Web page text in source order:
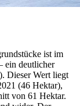
ist im
ein deutlicher
Dieser Wert liegt
(46 Hektar),
von 61 Hektar.